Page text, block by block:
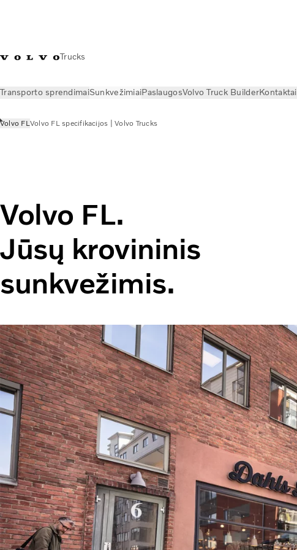
Trucks
Transporto sprendimaiSunkvežimiaiPaslaugosVolvo Truck BuilderKontaktai
Volvo FLVolvo FL specifikacijos | Volvo Trucks
Volvo FL.
Jūsų krovininis
sunkvežimis.